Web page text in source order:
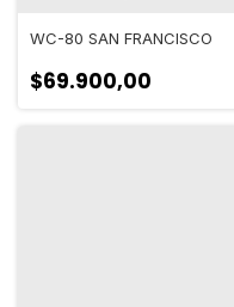
WC-80 SAN FRANCISCO
$69.900,00